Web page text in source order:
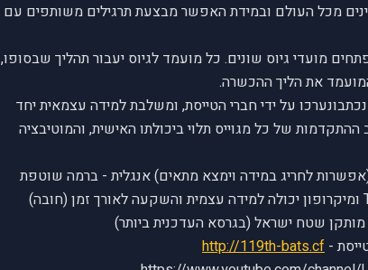
מכל העולם ובמידת האפשר מבצעת תרגילים משותפים עם
מועדי גיוס שונים. כל מועמד לגיוס יעבור תהליך שבסופו,
את הליך ההכשרה.
על ידי חברי הטייסת, ומשלבת למידה עצמאית יחד
של כל מגוייס תלוי ביכולתו האישית, והמוטיבציה
קבלה: גיל מינמלי- 15 (אפשרות לחריג במידה וימצא מתאים) אנגלית - ברמה שוטפת
(קריאה ושיחה) Teamspeak ומיקרופון יכולה למידה עצמית והשקעה לאורך זמן (חובה)
-
http://119th-bats.cf